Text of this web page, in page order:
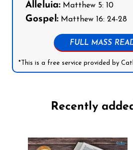
Alleluia: Matthew 5: 10
Gospel: Matthew 16: 24-28
FULL MASS
*This is a free service provided by
Recently